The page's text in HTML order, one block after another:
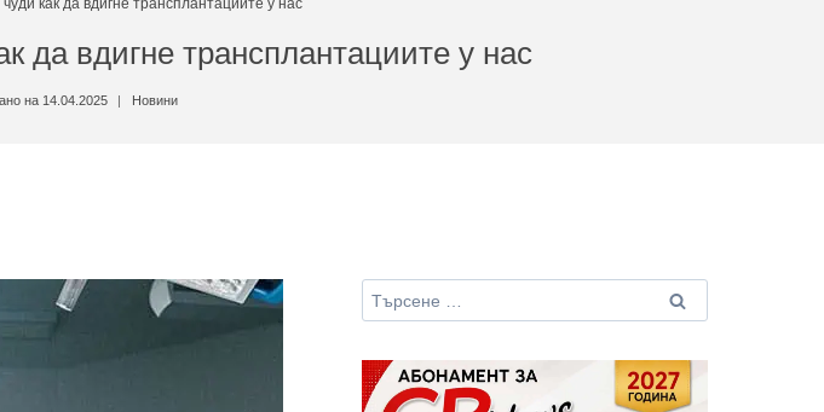
как да вдигне трансплантациите у нас
да вдигне трансплантациите у нас
на 14.04.2025 Новини
Търсене
за: